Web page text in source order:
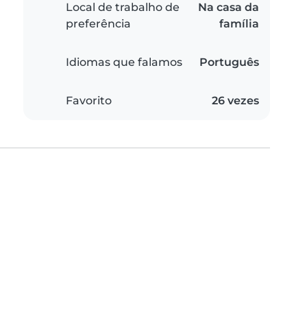
Local de trabalho de
preferência
Na casa da
família
Idiomas que falamos Português
Favorito 26 vezes